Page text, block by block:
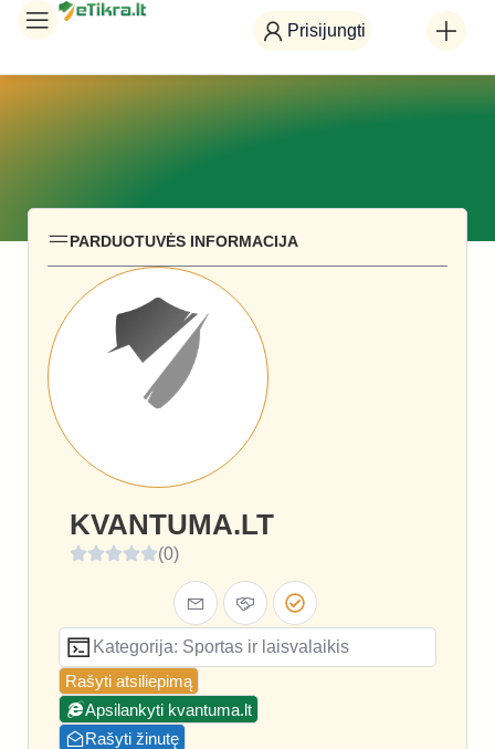
Prisijungti
PARDUOTUVĖS INFORMACIJA
KVANTUMA.LT
(0)
Kategorija: Sportas ir laisvalaikis
Rašyti atsiliepimą
Apsilankyti kvantuma.lt
Rašyti žinutę